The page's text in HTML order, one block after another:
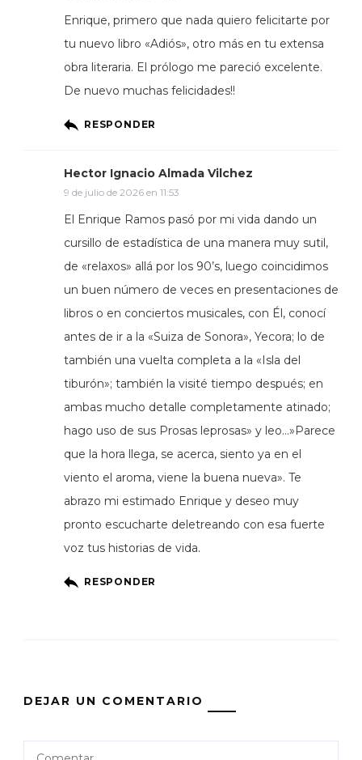
Enrique, primero que nada quiero felicitarte por
tu nuevo libro «Adiós», otro más en tu extensa
obra literaria. El prólogo me pareció excelente.
De nuevo muchas felicidades!!
RESPONDER
Hector Ignacio Almada Vilchez
9 de julio de 2026 en 11:53
El Enrique Ramos pasó por mi vida dando un
cursillo de estadística de una manera muy sutil,
de «relaxos» allá por los 90’s, luego coincidimos
un buen número de veces en presentaciones de
libros o en conciertos musicales, con Él, conocí
antes de ir a la «Suiza de Sonora», Yecora; lo de
también una vuelta completa a la «Isla del
tiburón»; también la visité tiempo después; en
ambas mucho detalle completamente atinado;
hago uso de sus Prosas leprosas» y leo…»Parece
que la hora llega, se acerca, siento ya en el
viento el aroma, viene la buena nueva». Te
abrazo mi estimado Enrique y deseo muy
pronto escucharte deletreando con esa fuerte
voz tus historias de vida.
RESPONDER
DEJAR UN COMENTARIO